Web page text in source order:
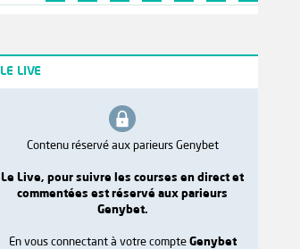
LE LIVE
Contenu réservé aux parieurs Genybet
Le Live, pour suivre les courses en direct et
commentées est réservé aux parieurs
Genybet.
En vous connectant à votre compte Genybet